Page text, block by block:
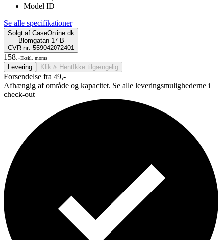
Model ID
Se alle specifikationer
Solgt af CaseOnline.dk
Blomgatan 17 B
CVR-nr: 559042072401
158.-Ekskl. moms
Levering Klik & Hent Ikke tilgængelig
Forsendelse fra 49,-
Afhængig af område og kapacitet. Se alle leveringsmulighederne i
check-out